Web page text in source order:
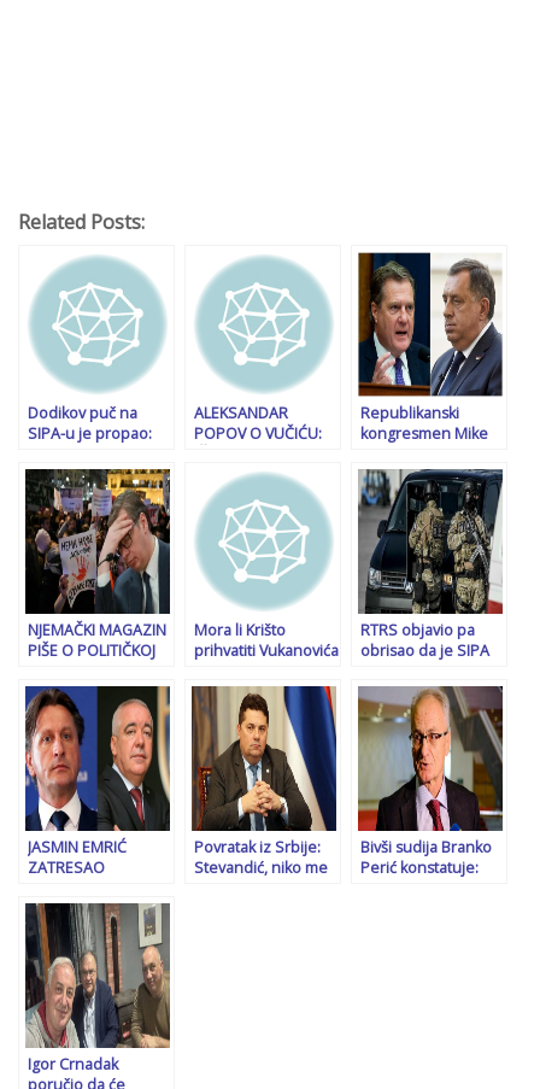
Related Posts:
Dodikov puč na
SIPA-u je propao:
njegov poziv, u
ponedjeljak će svi
doći na posao. Pa i
u kacelariju u Banjoj
Luci
ALEKSANDAR
POPOV O VUČIĆU:
koji namjeravaju
doći u Beograd u
subotu; Po svaku
cijenu nastoji se
obračunati s
neistomišljenicima”
Republikanski
kongresmen Mike
otcjepljenjem, ne
možemo mu
dozvoliti da uspije
NJEMAČKI MAGAZIN
PIŠE O POLITIČKOJ
je dodatno
podgrijao tenzije,
očekuje se…”
Mora li Krišto
prihvatiti Vukanovića
on uopće podršku:
“Bageri su bili priča
za javnost”
RTRS objavio pa
obrisao da je SIPA
akciji u Republici
Srpskoj
JASMIN EMRIĆ
ZATRESAO
Darka Ćuluma!”
Povratak iz Srbije:
Stevandić, niko me
Bivši sudija Branko
Perić konstatuje:
Igor Crnadak
poručio da će